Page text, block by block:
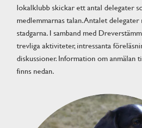
lokalklubb skickar ett antal delegater
medlemmarnas talan. Antalet delegater
stadgarna. I samband med
trevliga aktiviteter, intressanta
diskussioner. Information om anmälan
finns nedan.